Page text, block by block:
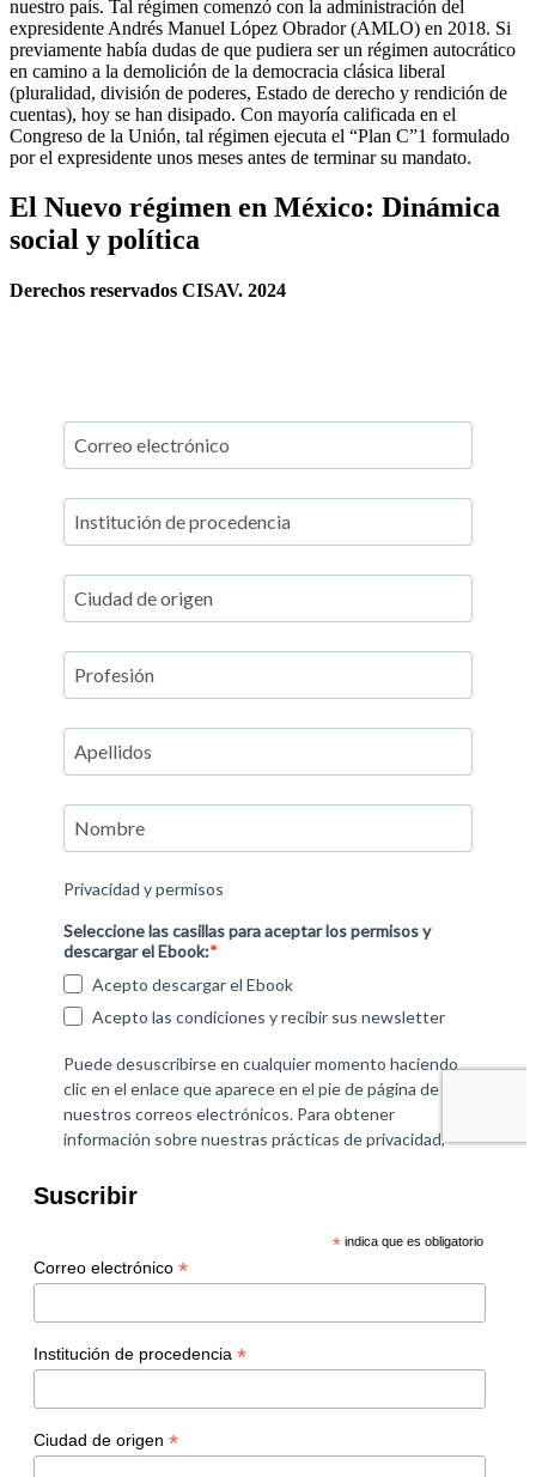
nuestro país. Tal régimen comenzó con la administración del
expresidente Andrés Manuel López Obrador (AMLO) en 2018. Si
previamente había dudas de que pudiera ser un régimen autocrático
en camino a la demolición de la democracia clásica liberal
(pluralidad, división de poderes, Estado de derecho y rendición de
cuentas), hoy se han disipado. Con mayoría calificada en el
Congreso de la Unión, tal régimen ejecuta el “Plan C”1 formulado
por el expresidente unos meses antes de terminar su mandato.
El Nuevo régimen en México: Dinámica
social y política
Derechos reservados CISAV. 2024
Suscribir
* indica que es obligatorio
Correo electrónico *
Institución de procedencia *
Ciudad de origen *